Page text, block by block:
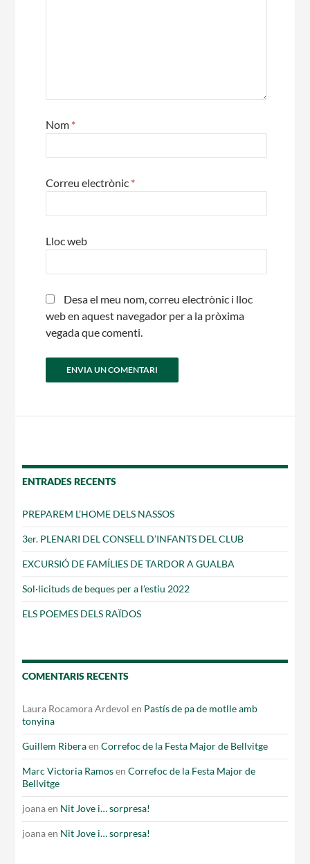
Nom *
Correu electrònic *
Lloc web
Desa el meu nom, correu electrònic i lloc
web en aquest navegador per a la pròxima
vegada que comenti.
ENTRADES RECENTS
PREPAREM L’HOME DELS NASSOS
3er. PLENARI DEL CONSELL D’INFANTS DEL CLUB
EXCURSIÓ DE FAMÍLIES DE TARDOR A GUALBA
Sol·licituds de beques per a l’estiu 2022
ELS POEMES DELS RAÏDOS
COMENTARIS RECENTS
Laura Rocamora Ardevol en Pastís de pa de motlle amb
tonyina
Guillem RiberaenCorrefoc de la Festa Major de Bellvitge
Marc Victoria RamosenCorrefoc de la Festa Major de
Bellvitge
joanaen Nit Jove i… sorpresa!
joanaen Nit Jove i… sorpresa!